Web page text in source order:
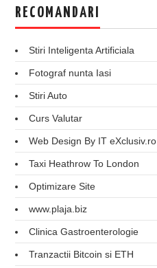
RECOMANDARI
Stiri Inteligenta Artificiala
Fotograf nunta Iasi
Stiri Auto
Curs Valutar
Web Design By IT eXclusiv.ro
Taxi Heathrow To London
Optimizare Site
www.plaja.biz
Clinica Gastroenterologie
Tranzactii Bitcoin si ETH